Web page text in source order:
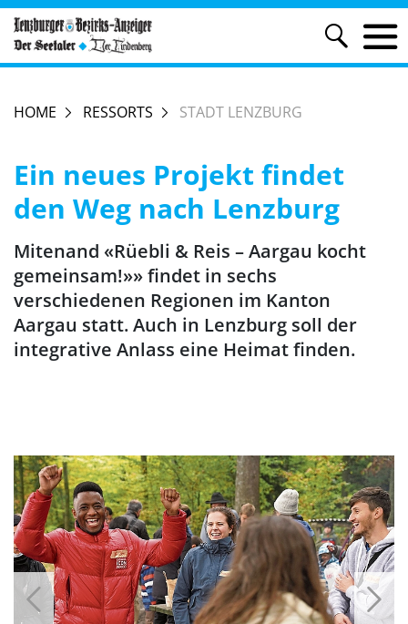
HOME RESSORTS STADT LENZBURG
Ein neues Projekt findet
den Weg nach Lenzburg
Mitenand «Rüebli & Reis – Aargau kocht
gemeinsam!»» findet in sechs
verschiedenen Regionen im Kanton
Aargau statt. Auch in Lenzburg soll der
integrative Anlass eine Heimat finden.